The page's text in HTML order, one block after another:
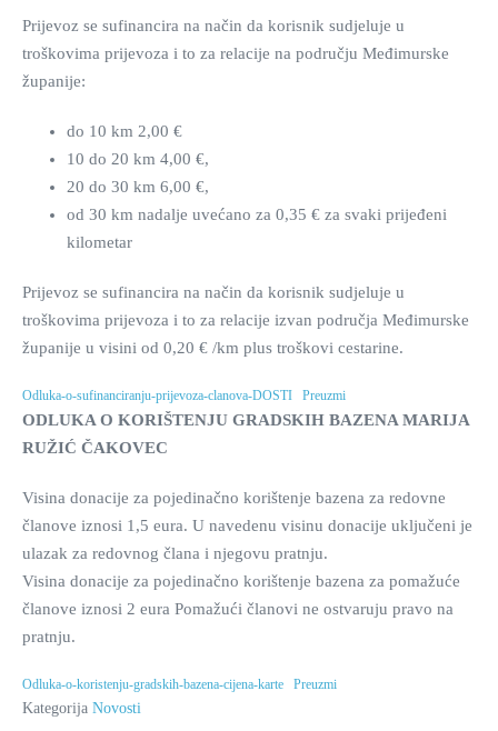
Prijevoz se sufinancira na način da korisnik sudjeluje u
troškovima prijevoza i to za relacije na području Međimurske
županije:
do 10 km 2,00 €
10 do 20 km 4,00 €,
20 do 30 km 6,00 €,
od 30 km nadalje uvećano za 0,35 € za svaki prijeđeni
kilometar
Prijevoz se sufinancira na način da korisnik sudjeluje u
troškovima prijevoza i to za relacije izvan područja Međimurske
županije u visini od 0,20 € /km plus troškovi cestarine.
Odluka-o-sufinanciranju-prijevoza-clanova-DOSTI Preuzmi
ODLUKA O KORIŠTENJU GRADSKIH BAZENA MARIJA
RUŽIĆ ČAKOVEC
Visina donacije za pojedinačno korištenje bazena za redovne
članove iznosi 1,5 eura. U navedenu visinu donacije uključeni je
ulazak za redovnog člana i njegovu pratnju.
Visina donacije za pojedinačno korištenje bazena za pomažuće
članove iznosi 2 eura Pomažući članovi ne ostvaruju pravo na
pratnju.
Odluka-o-koristenju-gradskih-bazena-cijena-karte Preuzmi
Kategorija Novosti